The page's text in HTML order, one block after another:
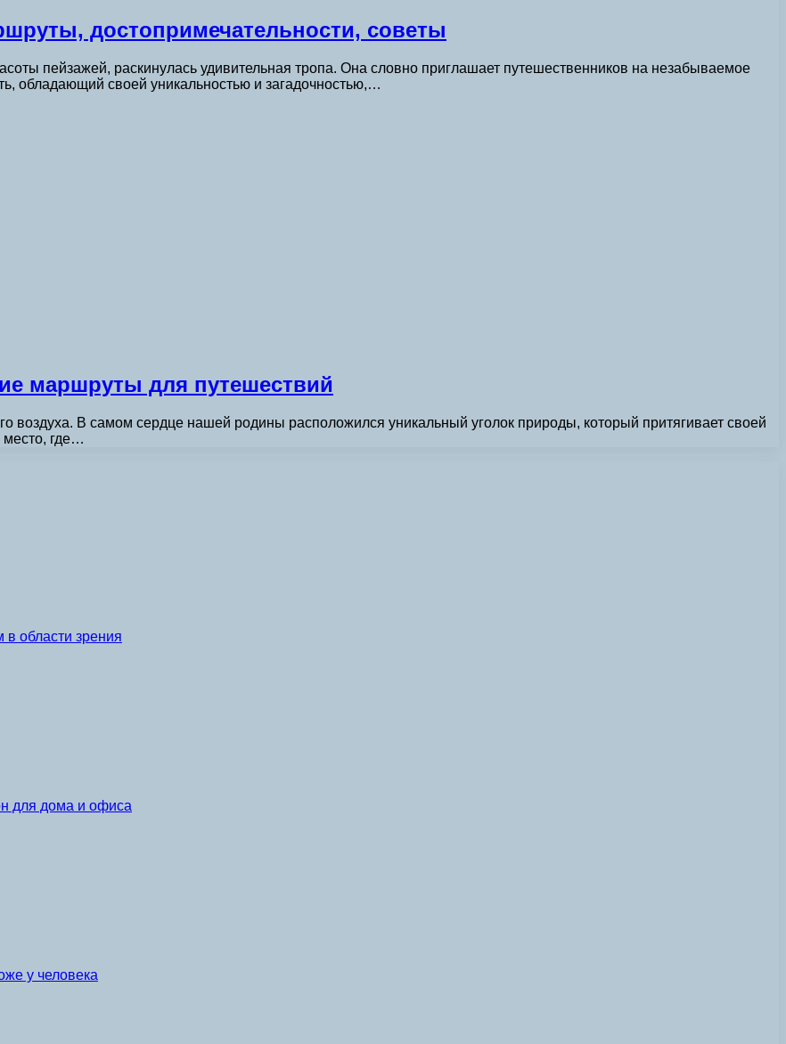
достопримечательности, советы
пейзажей, раскинулась удивительная тропа. Она словно приглашает путешественников на незабываемое
обладающий своей уникальностью и загадочностью,…
маршруты для путешествий
воздуха. В самом сердце нашей родины расположился уникальный уголок природы, который притягивает своей
место, где…
области зрения
для дома и офиса
у человека